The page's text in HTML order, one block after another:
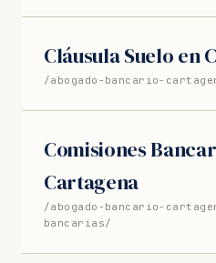
Cláusula Suelo en
/abogado-bancario-
Comisiones
Cartagena
/abogado-bancario-
bancarias/